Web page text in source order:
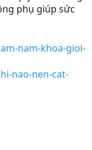
phụ giúp sức
nam-khoa-gioi-
nao-nen-cat-